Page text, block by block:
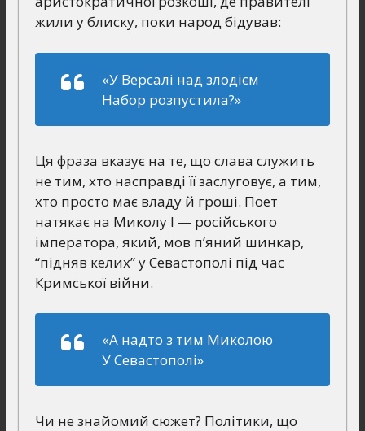
жили у блиску, поки народ бідував:
«У Версалі над злодієм
Набор розпустила?»
Ця фраза вказує на те, що слава служить
не тим, хто насправді її заслуговує, а тим,
хто просто має владу й гроші. Поет
натякає на Миколу І — російського
імператора, який, мов п’яний шинкар,
“підняв келих” у Севастополі під час
Кримської війни.
«А надто з тим Миколою
У Севастополі»
Чи не знайомий сюжет? Політики, що